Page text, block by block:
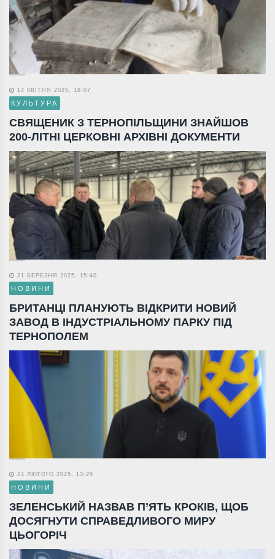
14 КВІТНЯ 2025, 18:07
КУЛЬТУРА
СВЯЩЕНИК З ТЕРНОПІЛЬЩИНИ ЗНАЙШОВ
200-ЛІТНІ ЦЕРКОВНІ АРХІВНІ ДОКУМЕНТИ
21 БЕРЕЗНЯ 2025, 15:40
НОВИНИ
БРИТАНЦІ ПЛАНУЮТЬ ВІДКРИТИ НОВИЙ
ЗАВОД В ІНДУСТРІАЛЬНОМУ ПАРКУ ПІД
ТЕРНОПОЛЕМ
24 ЛЮТОГО 2025, 13:25
НОВИНИ
ЗЕЛЕНСЬКИЙ НАЗВАВ П’ЯТЬ КРОКІВ, ЩОБ
ДОСЯГНУТИ СПРАВЕДЛИВОГО МИРУ
ЦЬОГОРІЧ